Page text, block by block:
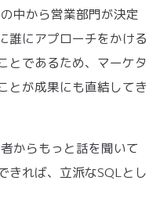
中から営業部門が決定
誰にアプローチをかける
とであるため、マーケタ
とが成果にも直結してき
からもっと話を聞いて
きれば、立派なSQLとし